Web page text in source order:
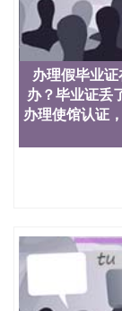
办理假毕业
办？毕业证丢
办理使馆认证